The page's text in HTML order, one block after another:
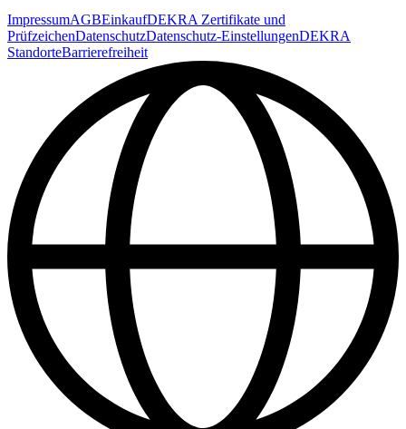
ImpressumAGBEinkaufDEKRA Zertifikate und
PrüfzeichenDatenschutzDatenschutz-EinstellungenDEKRA
StandorteBarrierefreiheit